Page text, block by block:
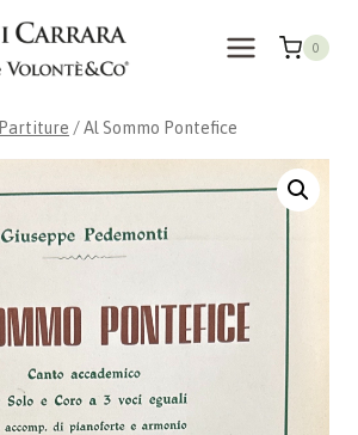
0
Partiture /Al Sommo Pontefice